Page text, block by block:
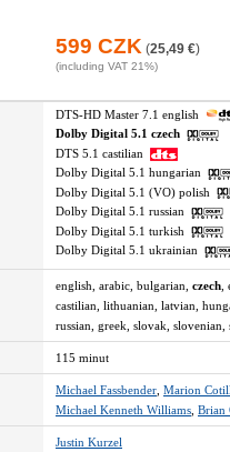
599 CZK (25,49 €)
(including VAT 21%)
DTS-HD Master 7.1 english
Dolby Digital 5.1 czech
DTS 5.1 castilian
Dolby Digital 5.1 hungarian
Dolby Digital 5.1 (VO) polish
Dolby Digital 5.1 russian
Dolby Digital 5.1 turkish
Dolby Digital 5.1 ukrainian
english, arabic, bulgarian, czech
castilian, lithuanian, latvian,
russian, greek, slovak,
115 minut
Michael Fassbender Marion
Michael Kenneth Williams Brian
Justin Kurzel